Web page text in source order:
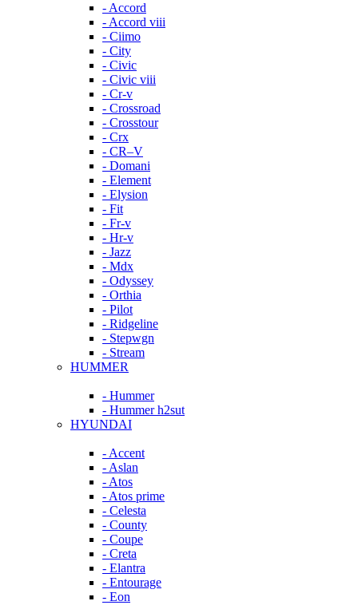
- Accord
- Accord viii
- Ciimo
- City
- Civic
- Civic viii
- Cr-v
- Crossroad
- Crosstour
- Crx
- CR–V
- Domani
- Element
- Elysion
- Fit
- Fr-v
- Hr-v
- Jazz
- Mdx
- Odyssey
- Orthia
- Pilot
- Ridgeline
- Stepwgn
- Stream
HUMMER
- Hummer
- Hummer h2sut
HYUNDAI
- Accent
- Aslan
- Atos
- Atos prime
- Celesta
- County
- Coupe
- Creta
- Elantra
- Entourage
- Eon